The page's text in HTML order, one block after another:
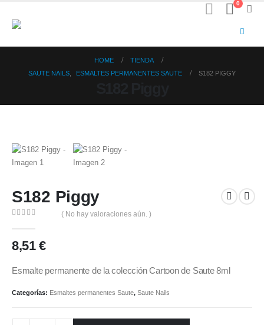
0
HOME
TIENDA
SAUTE NAILS
ESMALTES PERMANENTES SAUTE S182 PIGGY
S182 Piggy
( No hay valoraciones aún. )
8,51 €
Esmalte permanente de la colección Cartoon de Saute 8ml
Categorías: Esmaltes permanentes Saute, Saute Nails